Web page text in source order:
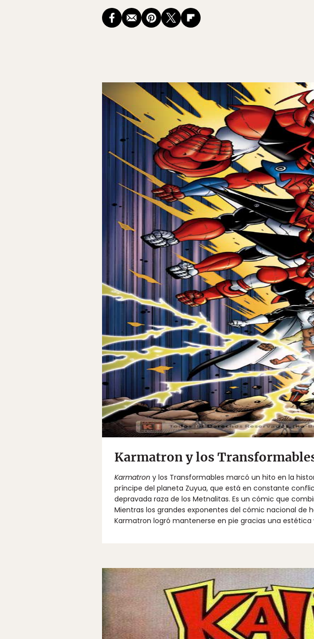
Karmatron y los
Karmatron y los Transformables marcó un hito en la
príncipe del planeta Zuyua, que está en constante
depravada raza de los Metnalitas. Es un cómic que
Mientras los grandes exponentes del cómic nacional de
Karmatron logró mantenerse en pie gracias una